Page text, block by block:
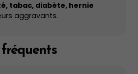
tabac, diabète, hernie
aggravants.